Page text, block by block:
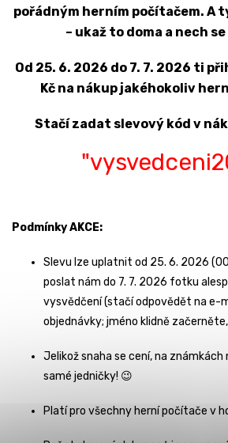
pořádným herním počítačem. A
– ukaž to doma a nech
Od 25. 6. 2026 do 7. 7. 2026 ti
Kč na nákup jakéhokoliv
Stačí zadat slevový kód v
Podmínky AKCE:
Slevu lze uplatnit od 25. 6. 2026
poslat nám do 7. 7. 2026 fotku
vysvědčení (stačí odpovědět na e-
objednávky; jméno klidně
Jelikož snaha se cení, na
samé jedničky! 😉
Platí pro všechny herní počítače v